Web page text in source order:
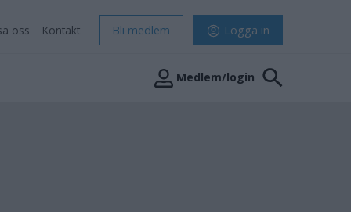
oss Kontakt Bli medlem Logga in
Medlem/login